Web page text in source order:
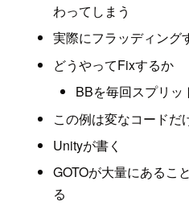
わってしまう
実際にフラッディング
どうやってFixするか
BBを毎回スプリッ
この例は変なコードだ
Unityが書く
GOTOが大量にあるこ
る